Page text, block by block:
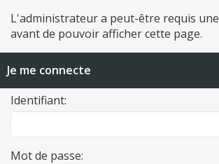
L'administrateur a peut-être requis une
avant de pouvoir afficher cette page.
Je me connecte
Identifiant:
Mot de passe: